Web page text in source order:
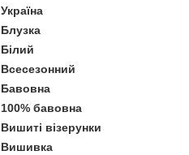
Україна
Блузка
Білий
Всесезонний
Бавовна
100% бавовна
Вишиті візерунки
Вишивка